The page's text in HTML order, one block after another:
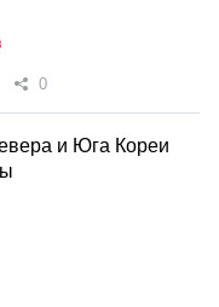
0
и Юга Кореи